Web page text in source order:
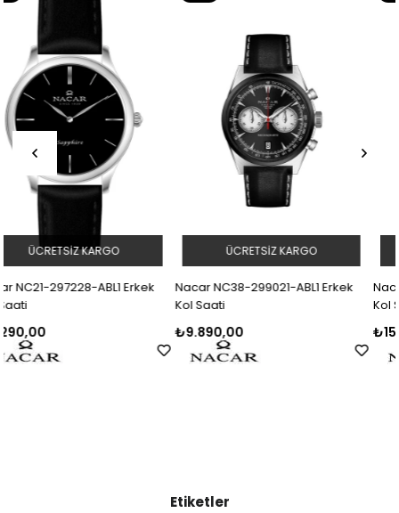
Nacar NC38-299021-ABL1 Erkek
₺9.890,00
ÜCRETSIZ KARGO
Nacar NC34-29B640-ANL2
₺15.990,00
ÜCRETSIZ KARGO
Etiketler